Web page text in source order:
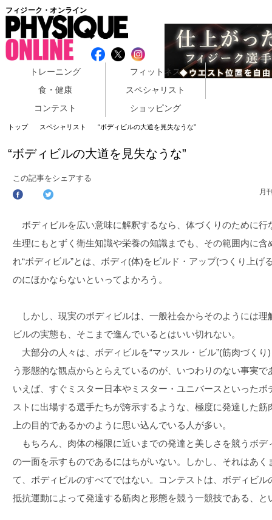
フィジーク・オンライン
トレーニング
フィットネス
食・健康
スペシャリスト
コンテスト
ショッピング
トップ スペシャリスト “ボディビルの大道を見失なうな”
“ボディビルの大道を見失なうな”
この記事をシェアする
月
ボディビルを広い意味に解釈するなら、体づくりのために行
生理にもとずく衛生知識や栄養の知識までも、その範囲内に
れ“ボディビル”とは、ボディ(体)をビルド・アップ(つくり上げ
のにほかならないといってよかろう。
しかし、現実のボディビルは、一般社会からそのようには理
ビルの実態も、そこまで進んでいるとはいい切れない。
大部分の人々は、ボディビルを“マッスル・ビル”(筋肉づく
う形態的な観点からとらえているのが、いつわりのない事実
いえば、すぐミスター日本やミスター・ユニバースといった
ストに出場する選手たちが誇示するような、極度に発達した
上の目的であるかのように思い込んでいる人が多い。
もちろん、肉体の極限に近いまでの発達と美しさを競うボデ
の一面を示すものであるにはちがいない。しかし、それはあ
て、ボディビルのすべてではない。コンテストは、ボディビ
抵抗運動によって発達する筋肉と形態を競う一競技である、と